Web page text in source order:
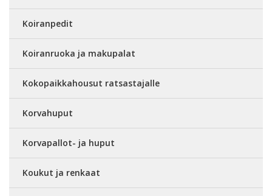
Koiranpedit
Koiranruoka ja makupalat
Kokopaikkahousut ratsastajalle
Korvahuput
Korvapallot- ja huput
Koukut ja renkaat